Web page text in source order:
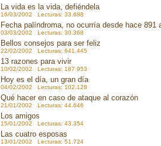
La vida es la vida, defiéndela
16/03/2002 Lecturas: 33.688
Fecha palíndroma, no ocurría desde hace 891
03/03/2002 Lecturas: 30.368
Bellos consejos para ser feliz
22/02/2002 Lecturas: 641.445
13 razones para vivir
10/02/2002 Lecturas: 187.953
Hoy es el día, un gran día
04/02/2002 Lecturas: 102.128
Qué hacer en caso de ataque al corazón
21/01/2002 Lecturas: 44.646
Los amigos
15/01/2002 Lecturas: 43.354
Las cuatro esposas
13/01/2002 Lecturas: 51.724